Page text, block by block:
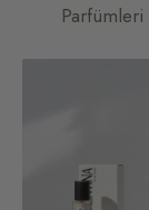
Parfümleri